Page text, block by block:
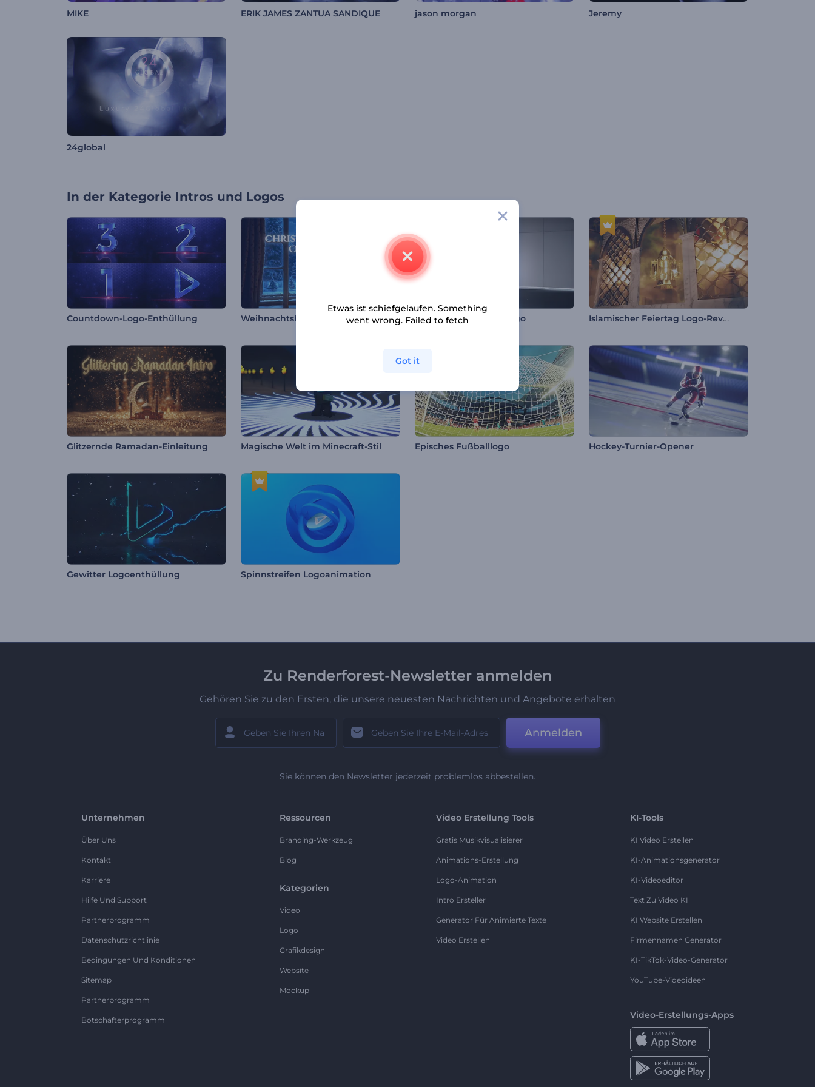
MIKE ERIK JAMES ZANTUA SANDIQUE jason morgan Jeremy
24global
In der Kategorie Intros und Logos
Countdown-Logo-Enthüllung Weihnachtsbär Opener Metallischer Würfel Logo Islamischer Feiertag Logo-Reveal
Glitzernde Ramadan-Einleitung Magische Welt im Minecraft-Stil Episches Fußballlogo Hockey-Turnier-Opener
Gewitter Logoenthüllung Spinnstreifen Logoanimation
Zu Renderforest-Newsletter anmelden
Gehören Sie zu den Ersten, die unsere neuesten Nachrichten und Angebote erhalten
Anmelden
Sie können den Newsletter jederzeit problemlos abbestellen.
Unternehmen
Über Uns
Kontakt
Karriere
Hilfe Und Support
Partnerprogramm
Datenschutzrichtlinie
Bedingungen Und Konditionen
Sitemap
Partnerprogramm
Botschafterprogramm
Ressourcen
Branding-Werkzeug
Blog
Kategorien
Video
Logo
Grafikdesign
Website
Mockup
Video Erstellung Tools
Gratis Musikvisualisierer
Animations-Erstellung
Logo-Animation
Intro Ersteller
Generator Für Animierte Texte
Video Erstellen
KI-Tools
KI Video Erstellen
KI-Animationsgenerator
KI-Videoeditor
Text Zu Video KI
KI Website Erstellen
Firmennamen Generator
KI-TikTok-Video-Generator
YouTube-Videoideen
Video-Erstellungs-Apps
Etwas ist schiefgelaufen. Something
went wrong. Failed to fetch
Got it